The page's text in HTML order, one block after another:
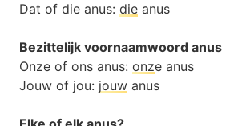
Dat of die anus: die anus
Bezittelijk voornaamwoord anus
Onze of ons anus: onze anus
Jouw of jou: jouw anus